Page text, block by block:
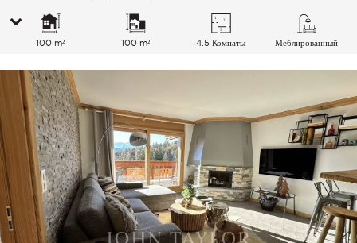
100 m² 100 m² 4.5 Комнаты Меблированный